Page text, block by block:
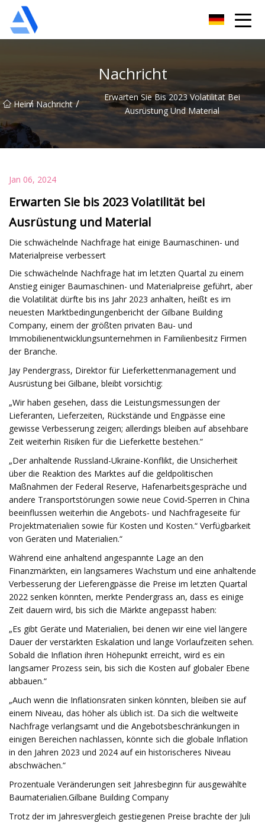
Nachricht
Heim
/ Nachricht /
Erwarten Sie Bis 2023 Volatilität Bei
Ausrüstung Und Material
Jan 06, 2024
Erwarten Sie bis 2023 Volatilität bei
Ausrüstung und Material
Die schwächelnde Nachfrage hat einige Baumaschinen- und
Materialpreise verbessert
Die schwächelnde Nachfrage hat im letzten Quartal zu einem
Anstieg einiger Baumaschinen- und Materialpreise geführt, aber
die Volatilität dürfte bis ins Jahr 2023 anhalten, heißt es im
neuesten Marktbedingungenbericht der Gilbane Building
Company, einem der größten privaten Bau- und
Immobilienentwicklungsunternehmen in Familienbesitz Firmen
der Branche.
Jay Pendergrass, Direktor für Lieferkettenmanagement und
Ausrüstung bei Gilbane, bleibt vorsichtig:
„Wir haben gesehen, dass die Leistungsmessungen der
Lieferanten, Lieferzeiten, Rückstände und Engpässe eine
gewisse Verbesserung zeigen; allerdings bleiben auf absehbare
Zeit weiterhin Risiken für die Lieferkette bestehen.“
„Der anhaltende Russland-Ukraine-Konflikt, die Unsicherheit
über die Reaktion des Marktes auf die geldpolitischen
Maßnahmen der Federal Reserve, Hafenarbeitsgespräche und
andere Transportstörungen sowie neue Covid-Sperren in China
beeinflussen weiterhin die Angebots- und Nachfrageseite für
Projektmaterialien sowie für Kosten und Kosten.“ Verfügbarkeit
von Geräten und Materialien.“
Während eine anhaltend angespannte Lage an den
Finanzmärkten, ein langsameres Wachstum und eine anhaltende
Verbesserung der Lieferengpässe die Preise im letzten Quartal
2022 senken könnten, merkte Pendergrass an, dass es einige
Zeit dauern wird, bis sich die Märkte angepasst haben:
„Es gibt Geräte und Materialien, bei denen wir eine viel längere
Dauer der verstärkten Eskalation und lange Vorlaufzeiten sehen.
Sobald die Inflation ihren Höhepunkt erreicht, wird es ein
langsamer Prozess sein, bis sich die Kosten auf globaler Ebene
abbauen.“
„Auch wenn die Inflationsraten sinken könnten, bleiben sie auf
einem Niveau, das höher als üblich ist. Da sich die weltweite
Nachfrage verlangsamt und die Angebotsbeschränkungen in
einigen Bereichen nachlassen, könnte sich die globale Inflation
in den Jahren 2023 und 2024 auf ein historischeres Niveau
abschwächen.“
Prozentuale Veränderungen seit Jahresbeginn für ausgewählte
Baumaterialien.Gilbane Building Company
Trotz der im Jahresvergleich gestiegenen Preise brachte der Juli